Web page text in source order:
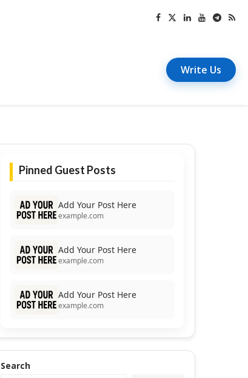
Write Us
Pinned Guest Posts
Add Your Post Here
example.com
Add Your Post Here
example.com
Add Your Post Here
example.com
Search